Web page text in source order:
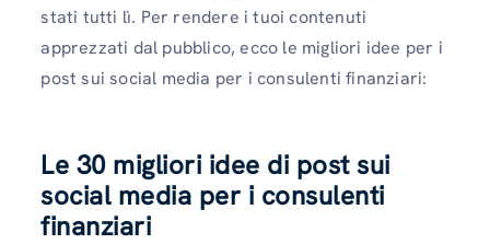
stati tutti lì. Per rendere i tuoi contenuti
apprezzati dal pubblico, ecco le migliori idee per i
post sui social media per i consulenti finanziari:
Le 30 migliori idee di post sui
social media per i consulenti
finanziari